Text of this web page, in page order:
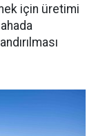
için üretimi